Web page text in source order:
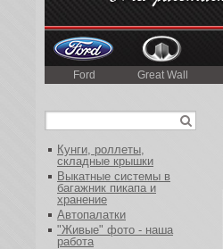
Ford Great Wall
Кунги, роллеты,
складные крышки
Выкатные системы в
багажник пикапа и
хранение
Автопалатки
"Живые" фото - наша
работа